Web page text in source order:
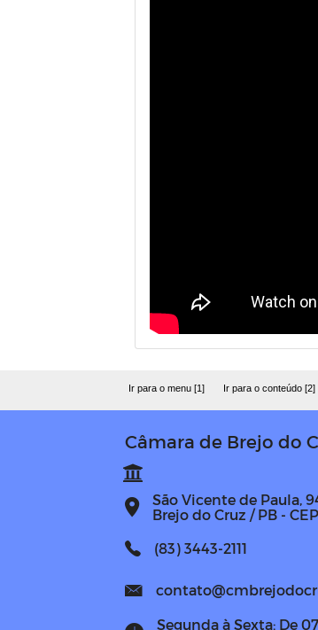
Ir para o menu [1] Ir para o conteúdo [2]
Câmara de Brejo do
São Vicente de Paula,
Brejo do Cruz / PB -
(83) 3443-2111
Segunda à Sexta: De